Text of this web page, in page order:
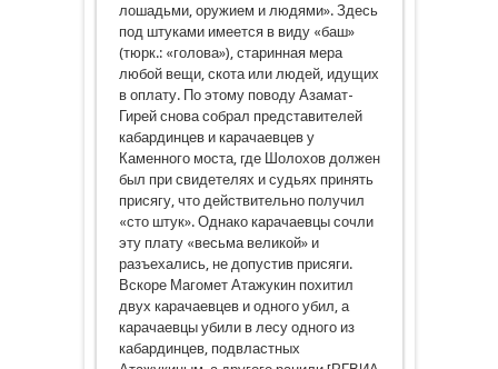
лошадьми, оружием и людями». Здесь
под штуками имеется в виду «баш»
(тюрк.: «голова»), старинная мера
любой вещи, скота или людей, идущих
в оплату. По этому поводу Азамат-
Гирей снова собрал представителей
кабардинцев и карачаевцев у
Каменного моста, где Шолохов должен
был при свидетелях и судьях принять
присягу, что действительно получил
«сто штук». Однако карачаевцы сочли
эту плату «весьма великой» и
разъехались, не допустив присяги.
Вскоре Магомет Атажукин похитил
двух карачаевцев и одного убил, а
карачаевцы убили в лесу одного из
кабардинцев, подвластных